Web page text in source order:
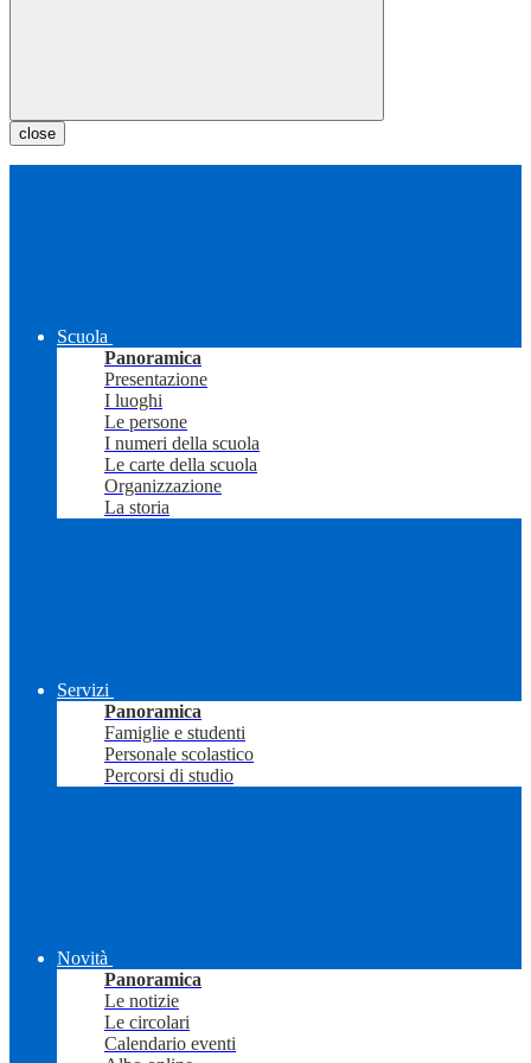
close
Scuola
Panoramica
Presentazione
I luoghi
Le persone
I numeri della scuola
Le carte della scuola
Organizzazione
La storia
Servizi
Panoramica
Famiglie e studenti
Personale scolastico
Percorsi di studio
Novità
Panoramica
Le notizie
Le circolari
Calendario eventi